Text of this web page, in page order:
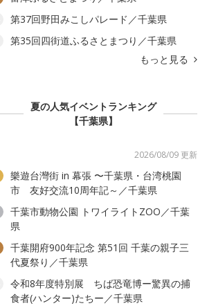
第37回野田みこしパレード／千葉県
第35回四街道ふるさとまつり／千葉県
もっと見る
夏の人気イベントランキング
【千葉県】
2026/08/09 更新
樂遊台灣街 in 幕張 〜千葉県・台湾桃園
市 友好交流10周年記～／千葉県
千葉市動物公園 トワイライトZOO／千葉
県
千葉開府900年記念 第51回 千葉の親子三
代夏祭り／千葉県
令和8年度特別展 ちば恐竜博ー驚異の捕
食者(ハンター)たちー／千葉県